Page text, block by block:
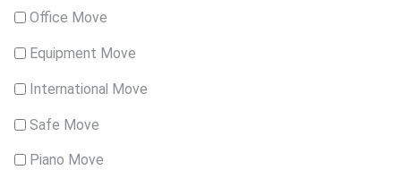
Office Move
Equipment Move
International Move
Safe Move
Piano Move